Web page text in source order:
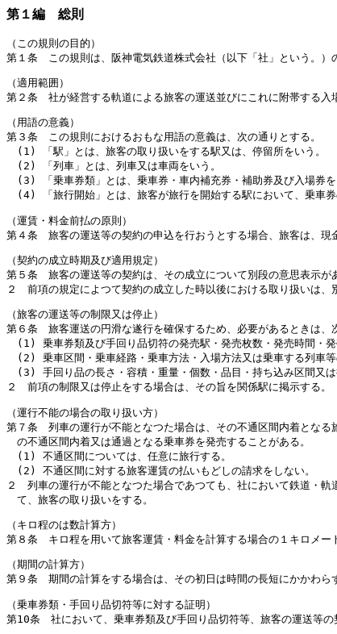
第１編 総則
（この規則の目的）
第１条 この規則は、阪神電気鉄道株式会社（以下「社」という。）
（適用範囲）
第２条 社が経営する軌道による旅客の運送並びにこれに附帯する入
（用語の意義）
第３条 この規則におけるおもな用語の意義は、次の通りとする。
(1) 「駅」とは、旅客の取り扱いをする駅又は、停留所をいう。
(2) 「列車」とは、列車又は車両をいう。
(3) 「乗車券類」とは、乗車券・車内補充券・補助券及び入場券を
(4) 「旅行開始」とは、旅客が旅行を開始する駅において、乗車
（運賃・料金前払の原則）
第４条 旅客の運送等の契約の申込を行おうとする場合、旅客は、現
（契約の成立時期及び適用規定）
第５条 旅客の運送等の契約は、その成立について別段の意思表示が
２ 前項の規定によつて契約の成立した時以後における取り扱いは、
（旅客の運送等の制限又は停止）
第６条 旅客運送の円滑な遂行を確保するため、必要があるときは、
(1) 乗車券類及び手回り品切符の発売駅・発売枚数・発売時間・
(2) 乗車区間・乗車経路・乗車方法・入場方法又は乗車する列車
(3) 手回り品の長さ・容積・重量・個数・品目・持ち込み区間又
２ 前項の制限又は停止をする場合は、その旨を関係駅に掲示する。
（運行不能の場合の取り扱い方）
第７条 列車の運行が不能となつた場合は、その不通区間内着となる
の不通区間内着又は通過となる乗車券を発売することがある。
(1) 不通区間については、任意に旅行する。
(2) 不通区間に対する旅客運賃の払いもどしの請求をしない。
２ 列車の運行が不能となつた場合であつても、社において鉄道・
て、旅客の取り扱いをする。
（キロ程のは数計算方）
第８条 キロ程を用いて旅客運賃・料金を計算する場合の１キロメー
（期間の計算方）
第９条 期間の計算をする場合は、その初日は時間の長短にかかわら
（乗車券類・手回り品切符等に対する証明）
第10条 社において、乗車券類及び手回り品切符等、旅客の運送等